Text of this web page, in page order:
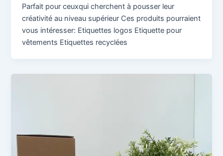
Parfait pour ceuxqui cherchent à pousser leur
créativité au niveau supérieur Ces produits pourraient
vous intéresser: Etiquettes logos Etiquette pour
vêtements Etiquettes recyclées